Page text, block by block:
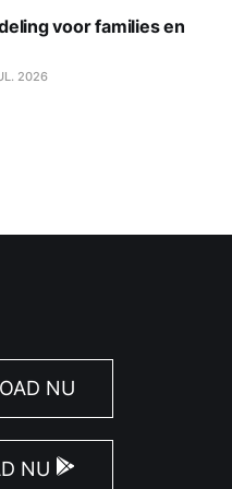
voor families en
2026
NU
NU